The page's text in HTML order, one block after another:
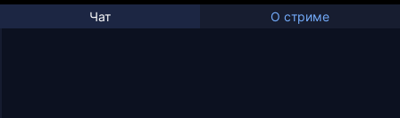
Чат О стриме